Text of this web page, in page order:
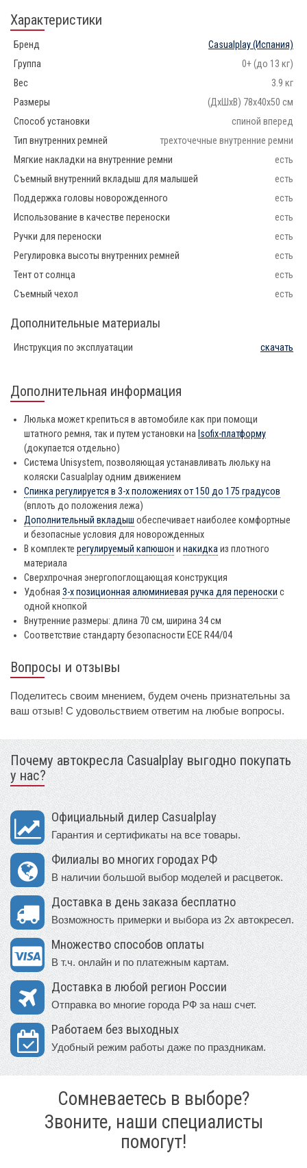
Характеристики
Бренд Casualplay(Испания)
Группа
0+ (до 13 кг)
Вес
3.9 кг
Размеры
(ДхШхВ) 78х40х50 см
Способ установки
спиной вперед
Тип внутренних ремней
трехточечные внутренние ремни
Мягкие накладки на внутренние ремни
есть
Съемный внутренний вкладыш для малышей
есть
Поддержка головы новорожденного
есть
Использование в качестве переноски
есть
Ручки для переноски
есть
Регулировка высоты внутренних ремней
есть
Тент от солнца
есть
Съемный чехол
есть
Дополнительные материалы
Инструкция по эксплуатации скачать
Дополнительная информация
Люлька может крепиться в автомобиле как при помощи
штатного ремня, так и путем установки на Isofix-платформу
(докупается отдельно)
Система Unisystem, позволяющая устанавливать люльку на
коляски Casualplay одним движением
Спинка регулируется в 3-х положениях от 150 до 175 градусов
(вплоть до положения лежа)
Дополнительный вкладыш обеспечивает наиболее комфортные
и безопасные условия для новорожденных
В комплекте регулируемый капюшон и накидкаиз плотного
материала
Сверхпрочная энергопоглощающая конструкция
Удобная 3-х позиционная алюминиевая ручка для переноски с
одной кнопкой
Внутренние размеры: длина 70 см, ширина 34 см
Соответствие стандарту безопасности ECE R44/04
Вопросы и отзывы
Поделитесь своим мнением, будем очень признательны за
ваш отзыв! С удовольствием ответим на любые вопросы.
Почему автокресла Casualplay выгодно покупать
у нас?
Официальный дилер Casualplay
Гарантия и сертификаты на все товары.
Филиалы во многих городах РФ
В наличии большой выбор моделей и расцветок.
Доставка в день заказа бесплатно
Возможность примерки и выбора из 2х автокресел.
Множество способов оплаты
В т.ч. онлайн и по платежным картам.
Доставка в любой регион России
Отправка во многие города РФ за наш счет.
Работаем без выходных
Удобный режим работы даже по праздникам.
Сомневаетесь в выборе?
Звоните, наши специалисты
помогут!